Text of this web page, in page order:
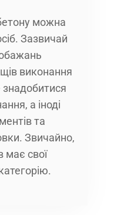
можна
Зазвичай
виконання
а іноді
та
Звичайно,
має свої